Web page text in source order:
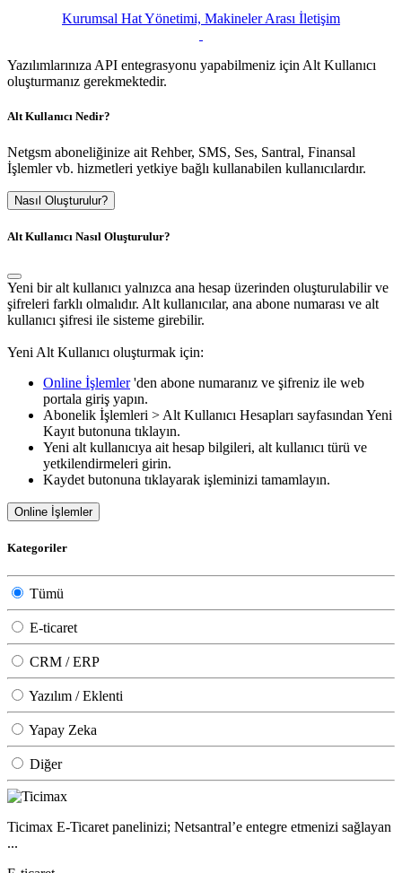
Kurumsal Hat Yönetimi, Makineler Arası İletişim
Yazılımlarınıza API entegrasyonu yapabilmeniz için Alt Kullanıcı
oluşturmanız gerekmektedir.
Alt Kullanıcı Nedir?
Netgsm aboneliğinize ait Rehber, SMS, Ses, Santral, Finansal
İşlemler vb. hizmetleri yetkiye bağlı kullanabilen kullanıcılardır.
Nasıl Oluşturulur?
Alt Kullanıcı Nasıl Oluşturulur?
Yeni bir alt kullanıcı yalnızca ana hesap üzerinden oluşturulabilir ve
şifreleri farklı olmalıdır. Alt kullanıcılar, ana abone numarası ve alt
kullanıcı şifresi ile sisteme girebilir.
Yeni Alt Kullanıcı oluşturmak için:
Online İşlemler'den abone numaranız ve şifreniz ile web
portala giriş yapın.
Abonelik İşlemleri > Alt Kullanıcı Hesapları sayfasından Yeni
Kayıt butonuna tıklayın.
Yeni alt kullanıcıya ait hesap bilgileri, alt kullanıcı türü ve
yetkilendirmeleri girin.
Kaydet butonuna tıklayarak işleminizi tamamlayın.
Online İşlemler
Kategoriler
Tümü
E-ticaret
CRM / ERP
Yazılım / Eklenti
Yapay Zeka
Diğer
Ticimax E-Ticaret panelinizi; Netsantral’e entegre etmenizi sağlayan
...